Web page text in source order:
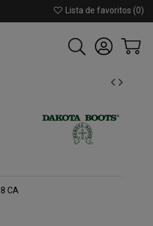
Lista de favoritos (0)
CA